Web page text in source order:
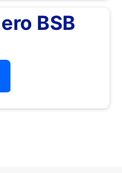
BSB